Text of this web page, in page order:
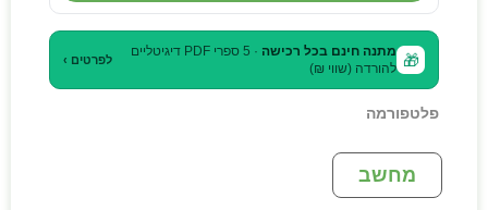
🎁 מתנה חינם בכל רכישה
· 5 ספרי PDF דיגיטליים
להורדה (שווי ₪)
לפרטים ›
פלטפורמה
מחשב